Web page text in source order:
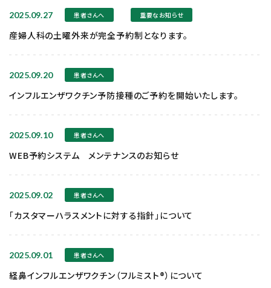
2025.09.27 患者さんへ 重要なお知らせ
産婦人科の土曜外来が完全予約制となります。
2025.09.20 患者さんへ
インフルエンザワクチン予防接種のご予約を開始いたします。
2025.09.10 患者さんへ
WEB予約システム メンテナンスのお知らせ
2025.09.02 患者さんへ
「カスタマーハラスメントに対する指針」について
2025.09.01 患者さんへ
経鼻インフルエンザワクチン（フルミスト®）について